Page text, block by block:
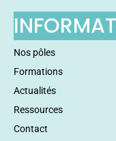
Nos pôles
Formations
Actualités
Ressources
Contact